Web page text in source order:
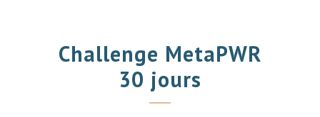
Challenge MetaPWR
30 jours